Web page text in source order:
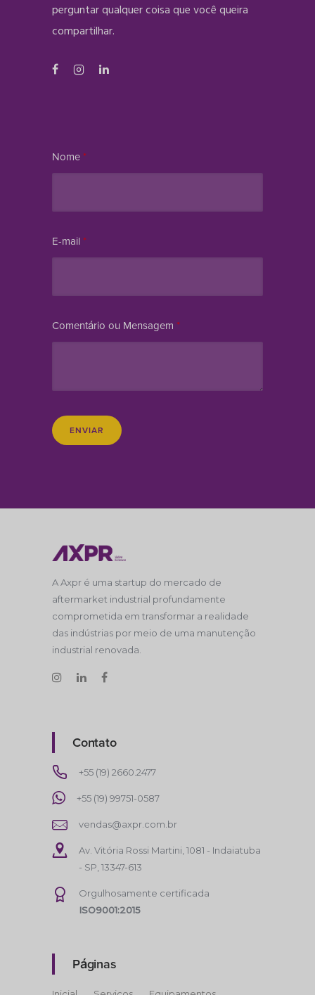
perguntar qualquer coisa que você queira
compartilhar.
Nome *
E-mail *
Comentário ou Mensagem *
ENVIAR
A Axpr é uma startup do mercado de
aftermarket industrial profundamente
comprometida em transformar a realidade
das indústrias por meio de uma manutenção
industrial renovada.
Contato
+55 (19) 2660.2477
+55 (19) 99751-0587
vendas@axpr.com.br
Av. Vitória Rossi Martini, 1081 - Indaiatuba
- SP, 13347-613
Orgulhosamente certificada
ISO9001:2015
Páginas